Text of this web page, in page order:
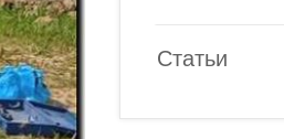
Статьи